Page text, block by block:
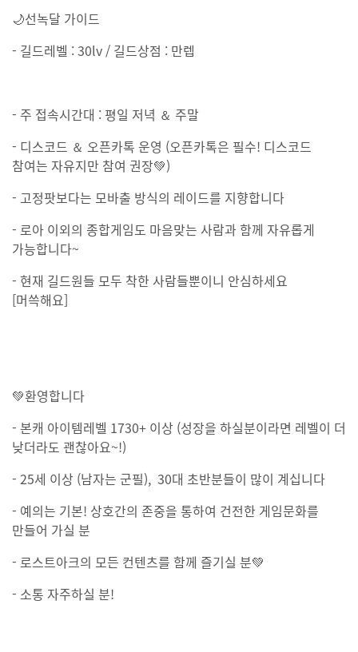
🌙선녹달 가이드
- 길드레벨 : 30lv / 길드상점 : 만렙
- 주 접속시간대 : 평일 저녁 ＆ 주말
- 디스코드 ＆ 오픈카톡 운영 (오픈카톡은 필수! 디스코드
참여는 자유지만 참여 권장💚)
- 고정팟보다는 모바출 방식의 레이드를 지향합니다
- 로아 이외의 종합게임도 마음맞는 사람과 함께 자유롭게
가능합니다~
- 현재 길드원들 모두 착한 사람들뿐이니 안심하세요
[머쓱해요]
💚환영합니다
- 본캐 아이템레벨 1730+ 이상 (성장을 하실분이라면 레벨이 더
낮더라도 괜찮아요~!)
- 25세 이상 (남자는 군필), 30대 초반분들이 많이 계십니다
- 예의는 기본! 상호간의 존중을 통하여 건전한 게임문화를
만들어 가실 분
- 로스트아크의 모든 컨텐츠를 함께 즐기실 분💚
- 소통 자주하실 분!